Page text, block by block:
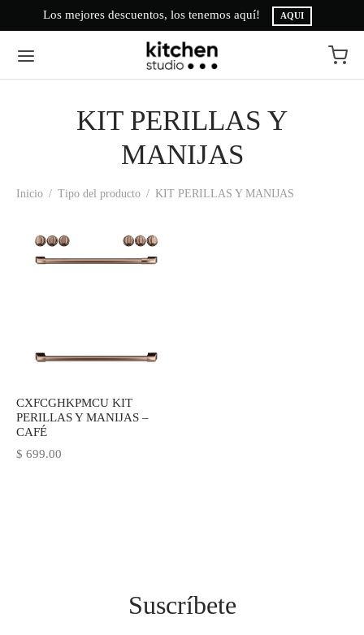
Los mejores descuentos, los tenemos aquí! AQUI
KIT PERILLAS Y
MANIJAS
Inicio / Tipo del producto / KIT PERILLAS Y MANIJAS
CXFCGHKPMCU KIT
PERILLAS Y MANIJAS –
CAFÉ
$ 699.00
Suscríbete